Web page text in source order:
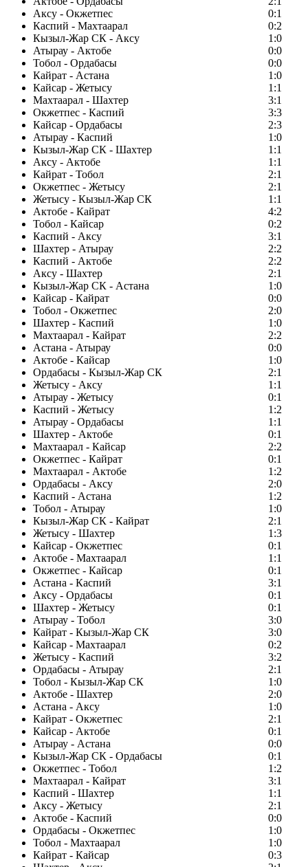
Аксу - Окжетпес
0:1
Каспий - Махтаарал
0:2
Кызыл-Жар СК - Аксу
1:0
Атырау - Актобе
0:0
Тобол - Ордабасы
0:0
Кайрат - Астана
1:0
Кайсар - Жетысу
1:1
Махтаарал - Шахтер
3:1
Окжетпес - Каспий
3:3
Кайсар - Ордабасы
2:3
Атырау - Каспий
1:0
Кызыл-Жар СК - Шахтер
1:1
Аксу - Актобе
1:1
Кайрат - Тобол
2:1
Окжетпес - Жетысу
2:1
Жетысу - Кызыл-Жар СК
1:1
Актобе - Кайрат
4:2
Тобол - Кайсар
0:2
Каспий - Аксу
3:1
Шахтер - Атырау
2:2
Каспий - Актобе
2:2
Аксу - Шахтер
2:1
Кызыл-Жар СК - Астана
1:0
Кайсар - Кайрат
0:0
Тобол - Окжетпес
2:0
Шахтер - Каспий
1:0
Махтаарал - Кайрат
2:2
Астана - Атырау
0:0
Актобе - Кайсар
1:0
Ордабасы - Кызыл-Жар СК
2:1
Жетысу - Аксу
1:1
Атырау - Жетысу
0:1
Каспий - Жетысу
1:2
Атырау - Ордабасы
1:1
Шахтер - Актобе
0:1
Махтаарал - Кайсар
2:2
Окжетпес - Кайрат
0:1
Махтаарал - Актобе
1:2
Ордабасы - Аксу
2:0
Каспий - Астана
1:2
Тобол - Атырау
1:0
Кызыл-Жар СК - Кайрат
2:1
Жетысу - Шахтер
1:3
Кайсар - Окжетпес
0:1
Актобе - Махтаарал
1:1
Окжетпес - Кайсар
0:1
Астана - Каспий
3:1
Аксу - Ордабасы
0:1
Шахтер - Жетысу
0:1
Атырау - Тобол
3:0
Кайрат - Кызыл-Жар СК
3:0
Кайсар - Махтаарал
0:2
Жетысу - Каспий
3:2
Ордабасы - Атырау
2:1
Тобол - Кызыл-Жар СК
1:0
Актобе - Шахтер
2:0
Астана - Аксу
1:0
Кайрат - Окжетпес
2:1
Кайсар - Актобе
0:1
Атырау - Астана
0:0
Кызыл-Жар СК - Ордабасы
0:1
Окжетпес - Тобол
1:2
Махтаарал - Кайрат
3:1
Каспий - Шахтер
1:1
Аксу - Жетысу
2:1
Актобе - Каспий
0:0
Ордабасы - Окжетпес
1:0
Тобол - Махтаарал
1:0
Кайрат - Кайсар
0:3